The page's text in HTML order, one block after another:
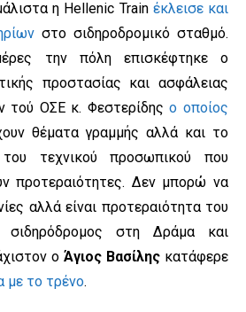
η Hellenic Train έκλεισε και
στο σιδηροδρομικό σταθμό.
την πόλη επισκέφτηκε ο
προστασίας και ασφάλειας
τού ΟΣΕ κ. Φεστερίδηςο οποίος
θέματα γραμμής αλλά και το
τεχνικού προσωπικού που
προτεραιότητες. Δεν μπορώ να
αλλά είναι προτεραιότητα του
στη Δράμα και
ο Άγιος Βασίλης κατάφερε
με το τρένο.